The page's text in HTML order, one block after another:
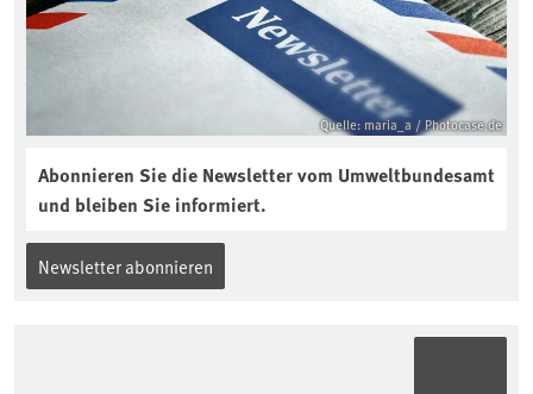
interview-die-kuer-der-krume/
Quelle: maria_a / Photocase.de
Abonnieren Sie die Newsletter vom Umweltbundesamt
und bleiben Sie informiert.
Newsletter abonnieren